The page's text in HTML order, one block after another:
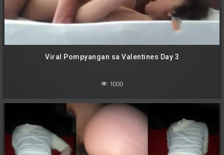
Viral Pompyangan sa Valentines Day 3
1000